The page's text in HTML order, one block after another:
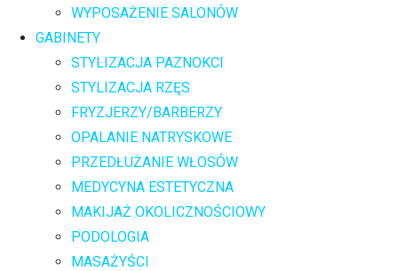
WYPOSAŻENIE SALONÓW
GABINETY
STYLIZACJA PAZNOKCI
STYLIZACJA RZĘS
FRYZJERZY/BARBERZY
OPALANIE NATRYSKOWE
PRZEDŁUŻANIE WŁOSÓW
MEDYCYNA ESTETYCZNA
MAKIJAŻ OKOLICZNOŚCIOWY
PODOLOGIA
MASAŻYŚCI